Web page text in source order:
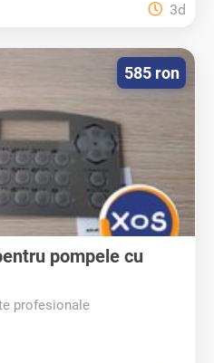
3d
pompele cu
profesionale
585 ron